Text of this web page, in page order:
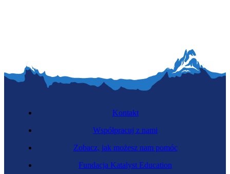
Inżynierka gospodarki odpadami
Kontakt
Współpracuj z nami
Zobacz, jak możesz nam pomóc
Fundacja Katalyst Education